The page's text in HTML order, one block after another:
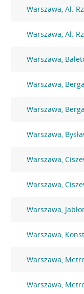
Warszawa, Al.
Warszawa, Al.
Warszawa,
Warszawa,
Warszawa,
Warszawa,
Warszawa,
Warszawa,
Warszawa,
Warszawa,
Warszawa,
Warszawa,